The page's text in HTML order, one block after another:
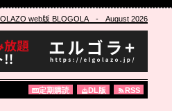
web版 BLOGOLA- August 2026
定期購読 DL版 RSS